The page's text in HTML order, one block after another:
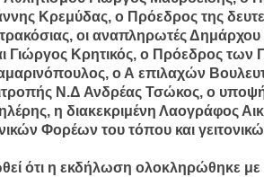
Κρεμύδας, ο Πρόεδρος της
οι αναπληρωτές
Γιώργος Κρητικός, ο Πρόεδρος
ο Α επιλαχών
Ν.Δ Ανδρέας Τσώκος, ο
η διακεκριμένη Λαογράφος
Φορέων του τόπου και
ότι η εκδήλωση ολοκληρώθηκε